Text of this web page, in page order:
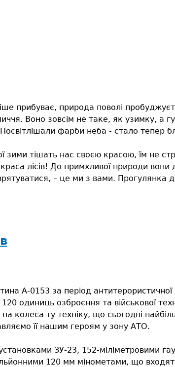
прибуває, природа поволі
Воно зовсім не таке, як узимку, а
фарби неба - стало тепер
зими тішать нас своєю красою, їм не
лісів! До примхливої природи
– це ми з вами. Прогулянка
А-0153 за період антитерористичної
одиниць озброєння та військової
колеса ту техніку, що сьогодні
її нашим героям у зону АТО.
ЗУ-23, 152-міліметровими
120 мм мінометами, що